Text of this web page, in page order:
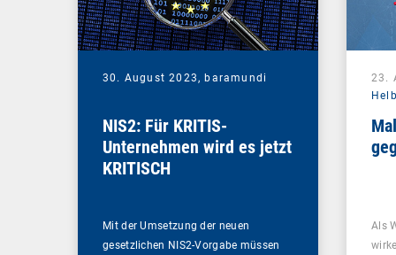
30. August 2023, baramundi
NIS2: Für KRITIS-
Unternehmen wird es jetzt
KRITISCH
Mit der Umsetzung der neuen
gesetzlichen NIS2-Vorgabe müssen
23.
Als